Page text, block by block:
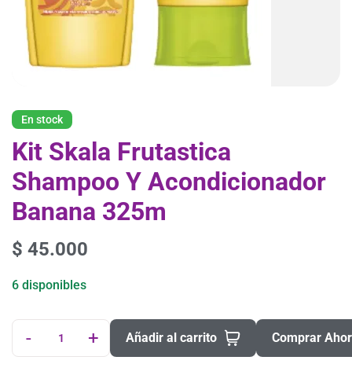
En stock
Kit Skala Frutastica
Shampoo Y Acondicionador
Banana 325m
$ 45.000
6 disponibles
- + Añadir al carrito Comprar